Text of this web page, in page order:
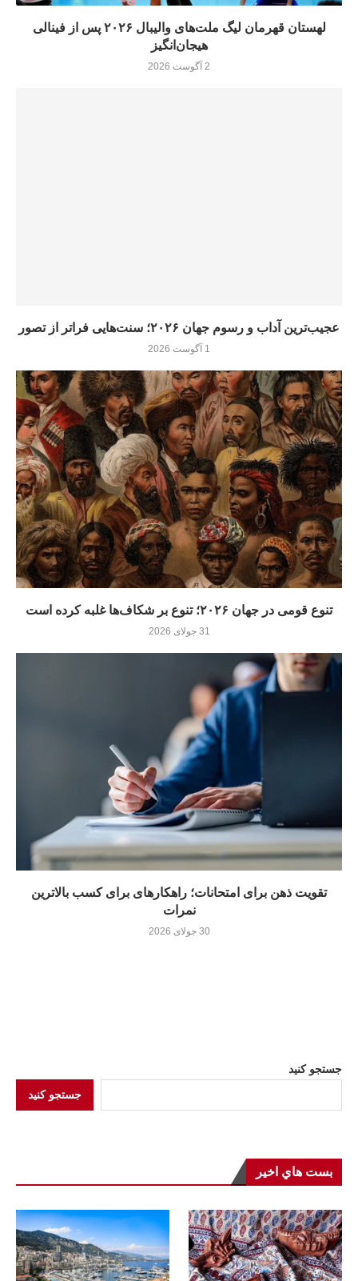
لهستان قهرمان لیگ ملت‌های والیبال ۲۰۲۶ پس از فینالی
هیجان‌انگیز
2 آگوست 2026
عجیب‌ترین آداب و رسوم جهان ۲۰۲۶؛ سنت‌هایی فراتر از تصور
1 آگوست 2026
تنوع قومی در جهان ۲۰۲۶؛ تنوع بر شکاف‌ها غلبه کرده است
31 جولای 2026
تقویت ذهن برای امتحانات؛ راهکارهای برای کسب بالاترین
نمرات
30 جولای 2026
جستجو کنید
جستجو کنید
بست هاي اخير